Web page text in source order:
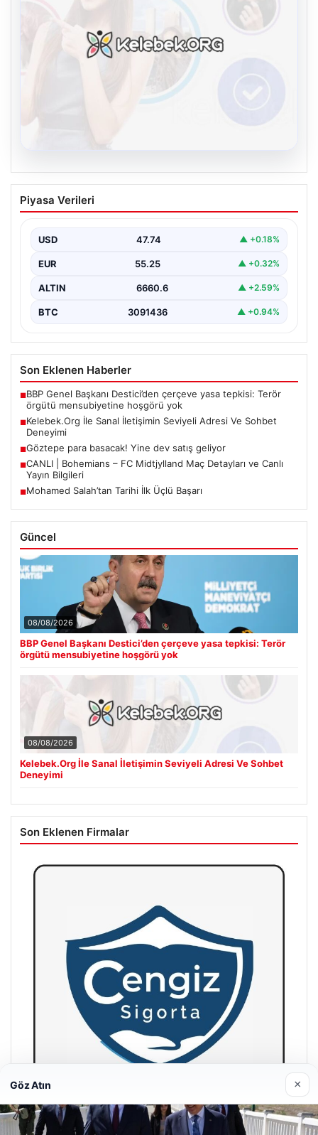
Kelebek.Org İle Sanal İletişimin Seviyeli
Adresi Ve Sohbet Deneyimi
oluşturması büyük bir hassasiyet ifade etmektedir.
Halen…
Piyasa Verileri
USD 47.74 ▲ +0.18%
EUR 55.25 ▲ +0.32%
ALTIN 6660.6 ▲ +2.59%
BTC 3091436 ▲ +0.94%
Son Eklenen Haberler
■BBP Genel Başkanı Destici’den çerçeve yasa tepkisi: Terör
örgütü mensubiyetine hoşgörü yok
■Kelebek.Org İle Sanal İletişimin Seviyeli Adresi Ve Sohbet
Deneyimi
■Göztepe para basacak! Yine dev satış geliyor
■CANLI | Bohemians – FC Midtjylland Maç Detayları ve Canlı
Yayın Bilgileri
■Mohamed Salah’tan Tarihi İlk Üçlü Başarı
Güncel
08/08/2026
BBP Genel Başkanı Destici’den çerçeve yasa tepkisi: Terör
örgütü mensubiyetine hoşgörü yok
08/08/2026
Kelebek.Org İle Sanal İletişimin Seviyeli Adresi Ve Sohbet
Deneyimi
Son Eklenen Firmalar
Göz Atın ×